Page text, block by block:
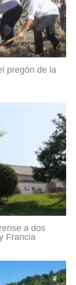
pregón de la
a dos
Francia